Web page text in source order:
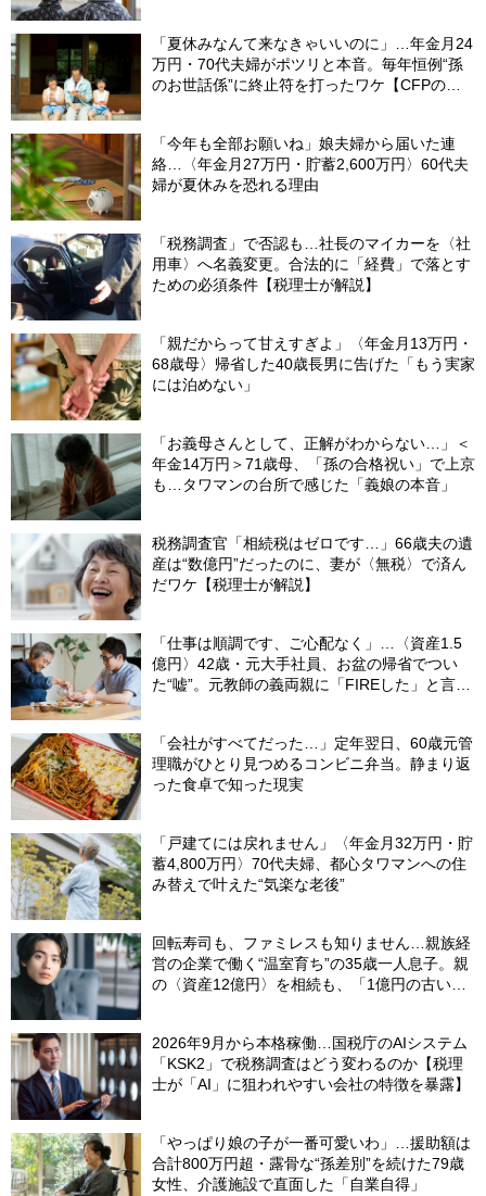
「夏休みなんて来なきゃいいのに」…年金月24
万円・70代夫婦がポツリと本音。毎年恒例“孫
のお世話係”に終止符を打ったワケ【CFPの助
「今年も全部お願いね」娘夫婦から届いた連
絡…〈年金月27万円・貯蓄2,600万円〉60代夫
婦が夏休みを恐れる理由
「税務調査」で否認も…社長のマイカーを〈社
用車〉へ名義変更。合法的に「経費」で落とす
ための必須条件【税理士が解説】
「親だからって甘えすぎよ」〈年金月13万円・
68歳母〉帰省した40歳長男に告げた「もう実家
には泊めない」
「お義母さんとして、正解がわからない…」＜
年金14万円＞71歳母、「孫の合格祝い」で上京
も…タワマンの台所で感じた「義娘の本音」
税務調査官「相続税はゼロです…」66歳夫の遺
産は“数億円”だったのに、妻が〈無税〉で済ん
だワケ【税理士が解説】
「仕事は順調です、ご心配なく」…〈資産1.5
億円〉42歳・元大手社員、お盆の帰省でつい
た“嘘”。元教師の義両親に「FIREした」と言え
「会社がすべてだった…」定年翌日、60歳元管
理職がひとり見つめるコンビニ弁当。静まり返
った食卓で知った現実
「戸建てには戻れません」〈年金月32万円・貯
蓄4,800万円〉70代夫婦、都心タワマンへの住
み替えで叶えた“気楽な老後”
回転寿司も、ファミレスも知りません…親族経
営の企業で働く“温室育ち”の35歳一人息子。親
の〈資産12億円〉を相続も、「1億円の古いビ
2026年9月から本格稼働…国税庁のAIシステム
「KSK2」で税務調査はどう変わるのか【税理
士が「AI」に狙われやすい会社の特徴を暴露】
「やっぱり娘の子が一番可愛いわ」…援助額は
合計800万円超・露骨な“孫差別”を続けた79歳
女性、介護施設で直面した「自業自得」